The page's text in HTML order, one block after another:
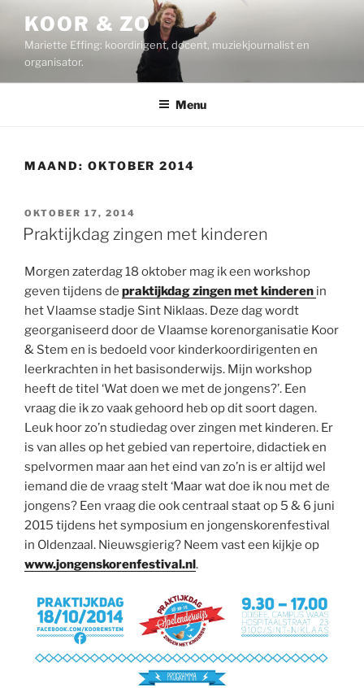
inhoud
KOOR & ZO
Mariette Effing: koordirigent, docent, muziekjournalist en
organisator.
Menu
MAAND: OKTOBER 2014
GEPLAATST
OP
OKTOBER 17, 2014
Praktijkdag zingen met kinderen
Morgen zaterdag 18 oktober mag ik een workshop
geven tijdens de praktijkdag zingen met kinderen in
het Vlaamse stadje Sint Niklaas. Deze dag wordt
georganiseerd door de Vlaamse korenorganisatie Koor
& Stem en is bedoeld voor kinderkoordirigenten en
leerkrachten in het basisonderwijs. Mijn workshop
heeft de titel ‘Wat doen we met de jongens?’. Een
vraag die ik zo vaak gehoord heb op dit soort dagen.
Leuk hoor zo’n studiedag over zingen met kinderen. Er
is van alles op het gebied van repertoire, didactiek en
spelvormen maar aan het eind van zo’n is er altijd wel
iemand die de vraag stelt ‘Maar wat doe ik nou met de
jongens? Een vraag die ook centraal staat op 5 & 6 juni
2015 tijdens het symposium en jongenskorenfestival
in Oldenzaal. Nieuwsgierig? Neem vast een kijkje op
www.jongenskorenfestival.nl.